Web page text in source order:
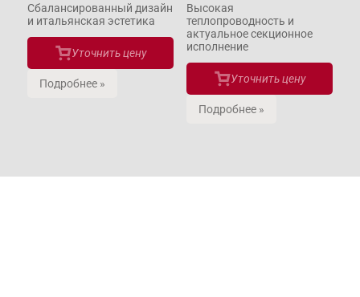
Сбалансированный дизайн
и итальянская эстетика
Уточнить цену
Подробнее »
Высокая
теплопроводность и
актуальное секционное
исполнение
Уточнить цену
Подробнее »